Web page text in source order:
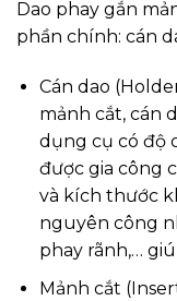
Dao phay gắn
phần chính: cán
Cán dao
mảnh cắt, cán
dụng cụ có độ
được gia công
và kích thước
nguyên công
phay rãnh,…
Mảnh cắt